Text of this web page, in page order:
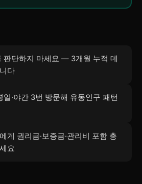
판단하지 마세요 — 3개월 누적 데
다
일·야간 3번 방문해 유동인구 패턴
게 권리금·보증금·관리비 포함 총
요